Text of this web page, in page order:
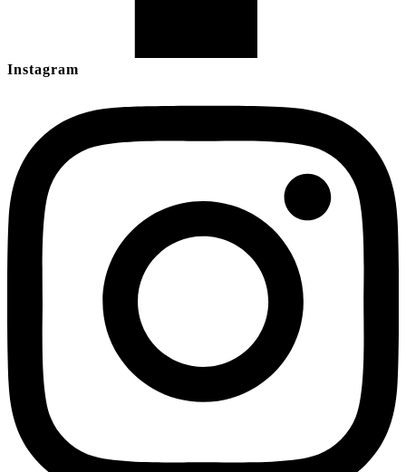
Instagram